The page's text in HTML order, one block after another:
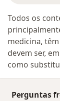
Todos os
medicina,
devem ser,
como
Perguntas